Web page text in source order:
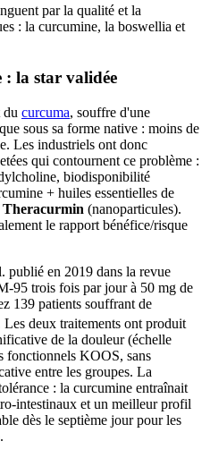
par la qualité et la
: la curcumine, la boswellia et
la star validée
du curcuma, souffre d'une
sous sa forme native : moins de
Les industriels ont donc
qui contournent ce problème :
biodisponibilité
+ huiles essentielles de
Theracurmin (nanoparticules).
le rapport bénéfice/risque
publié en 2019 dans la revue
95 trois fois par jour à 50 mg de
139 patients souffrant de
Les deux traitements ont produit
de la douleur (échelle
fonctionnels KOOS, sans
entre les groupes. La
: la curcumine entraînait
intestinaux et un meilleur profil
dès le septième jour pour les